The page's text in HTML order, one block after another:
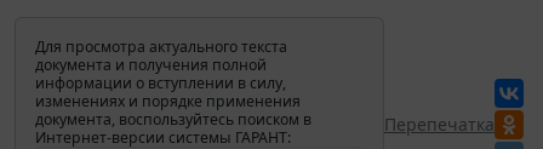
Для просмотра актуального текста
документа и получения полной
информации о вступлении в силу,
изменениях и порядке применения
документа, воспользуйтесь поиском в
Интернет-версии системы ГАРАНТ:
Перепечатка